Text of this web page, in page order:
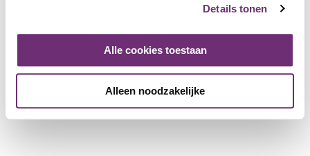
Details tonen
Alle cookies toestaan
Alleen noodzakelijke
Werken bij BillyBird
Exploitatie strandbaden
Voor partnerbedrijven